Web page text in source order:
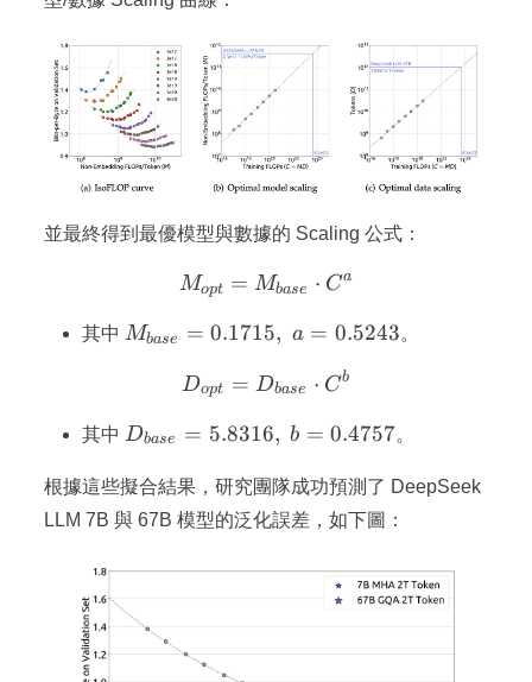
並最終得到最優模型與數據的 Scaling 公式：
M_{opt} = M_{base}
Mopt = Mbase ⋅ Ca
其中 M_{base}
0.1715,\;
0.5243
Mbase = 0.1715, a = 0.5243。
D_{opt} = D_{base}
Dopt = Dbase ⋅ Cb
其中 D_{base}
5.8316,\;
b =
Dbase = 5.8316, b = 0.4757。
根據這些擬合結果，研究團隊成功預測了 DeepSeek
LLM 7B 與 67B 模型的泛化誤差，如下圖：